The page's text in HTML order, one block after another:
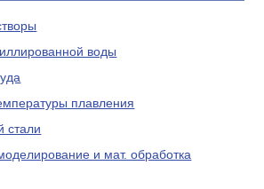
воды
плавления
стали
и мат. обработка